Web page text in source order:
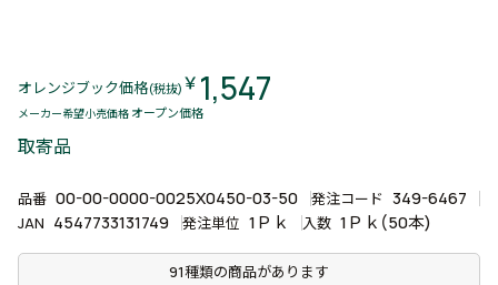
オレンジブック価格(税抜) ￥ 1,547
メーカー希望小売価格 オープン価格
取寄品
品番 00-00-0000-0025X0450-03-50 発注コード 349-6467
JAN 4547733131749 発注単位 1Ｐｋ 入数 1Ｐｋ(50本)
91種類の商品があります